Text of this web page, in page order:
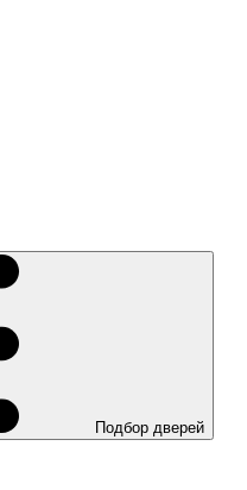
Подбор дверей